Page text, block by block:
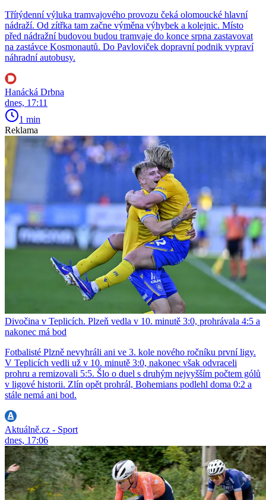
Třítýdenní výluka tramvajového provozu čeká olomoucké hlavní
nádraží. Od zítřka tam začne výměna výhybek a kolejnic. Místo
před nádražní budovou budou tramvaje do konce srpna zastavovat
na zastávce Kosmonautů. Do Pavloviček dopravní podnik vypraví
náhradní autobusy.
Hanácká Drbna
dnes, 17:11
1 min
Reklama
Divočina v Teplicích. Plzeň vedla v 10. minutě 3:0, prohrávala 4:5 a
nakonec má bod
Fotbalisté Plzně nevyhráli ani ve 3. kole nového ročníku první ligy.
V Teplicích vedli už v 10. minutě 3:0, nakonec však odvraceli
prohru a remizovali 5:5. Šlo o duel s druhým nejvyšším počtem gólů
v ligové historii. Zlín opět prohrál, Bohemians podlehl doma 0:2 a
stále nemá ani bod.
Aktuálně.cz - Sport
dnes, 17:06